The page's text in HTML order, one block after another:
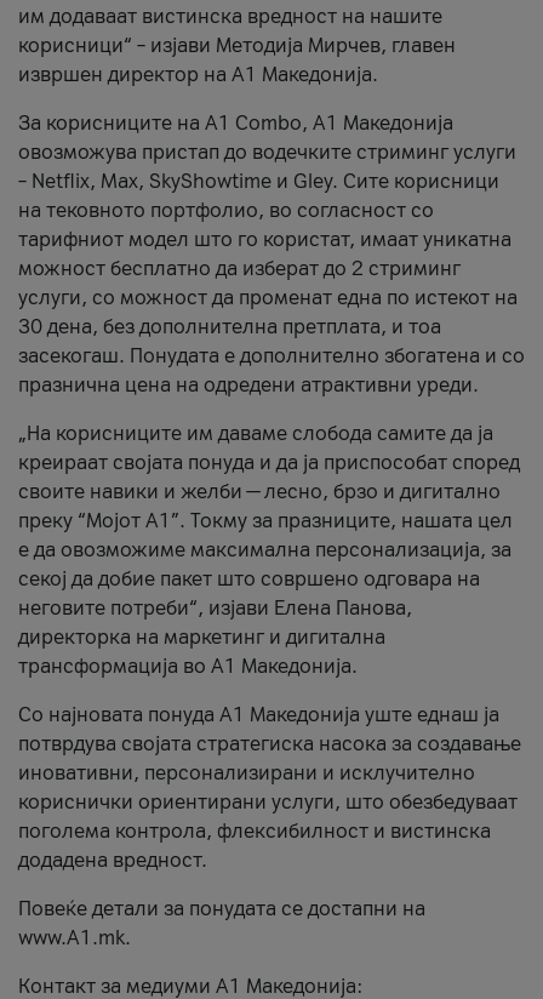
им додаваат вистинска вредност на нашите
корисници“ – изјави Методија Мирчев, главен
извршен директор на А1 Македонија.
За корисниците на A1 Combo, А1 Македонија
овозможува пристап до водечките стриминг услуги
– Netflix, Max, SkyShowtime и Gley. Сите корисници
на тековното портфолио, во согласност со
тарифниот модел што го користат, имаат уникатна
можност бесплатно да изберат до 2 стриминг
услуги, со можност да променат една по истекот на
30 дена, без дополнителна претплата, и тоа
засекогаш. Понудата е дополнително збогатена и со
празнична цена на одредени атрактивни уреди.
„На корисниците им даваме слобода самите да ја
креираат својата понуда и да ја приспособат според
своите навики и желби — лесно, брзо и дигитално
преку “Мојот А1”. Токму за празниците, нашата цел
е да овозможиме максимална персонализација, за
секој да добие пакет што совршено одговара на
неговите потреби“, изјави Елена Панова,
директорка на маркетинг и дигитална
трансформација во А1 Македонија.
Со најновата понуда А1 Македонија уште еднаш ја
потврдува својата стратегиска насока за создавање
иновативни, персонализирани и исклучително
кориснички ориентирани услуги, што обезбедуваат
поголема контрола, флексибилност и вистинска
додадена вредност.
Повеќе детали за понудата се достапни на
www.А1.mk.
Контакт за медиуми А1 Македонија: